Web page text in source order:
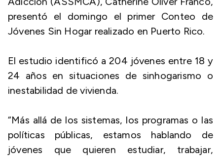
presentó el domingo el primer Conteo de
Jóvenes Sin Hogar realizado en Puerto Rico.
El estudio identificó a 204 jóvenes entre 18 y
24 años en situaciones de sinhogarismo o
inestabilidad de vivienda.
“Más allá de los sistemas, los programas o las
políticas públicas, estamos hablando de
jóvenes que quieren estudiar, trabajar,